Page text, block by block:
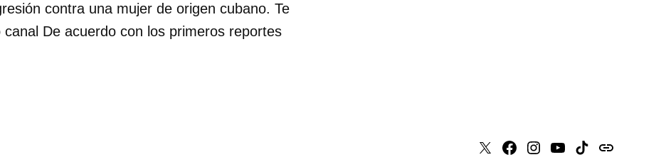
contra una mujer de origen cubano. Te
De acuerdo con los primeros reportes
X Faceboook
Instagram
Youtube
Tiktokissuu